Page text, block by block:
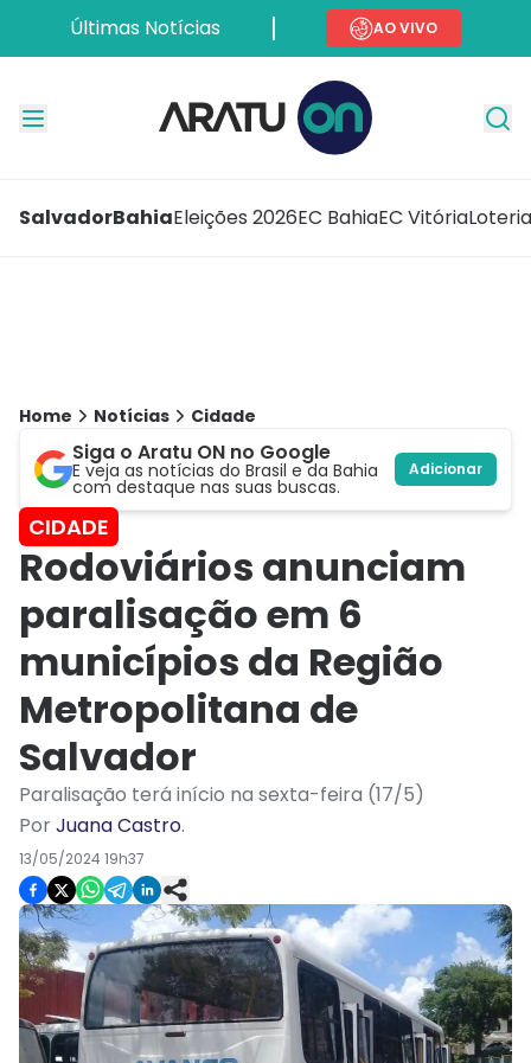
Últimas Notícias AO VIVO
SalvadorBahiaEleições 2026EC BahiaEC Vitória
Home Notícias Cidade
Siga o Aratu ON no Google
E veja as notícias do Brasil e da Bahia
com destaque nas suas buscas.
Adicionar
CIDADE
Rodoviários anunciam
paralisação em 6
municípios da Região
Metropolitana de
Salvador
Paralisação terá início na sexta-feira (17/5)
PorJuana Castro.
13/05/2024 19h37